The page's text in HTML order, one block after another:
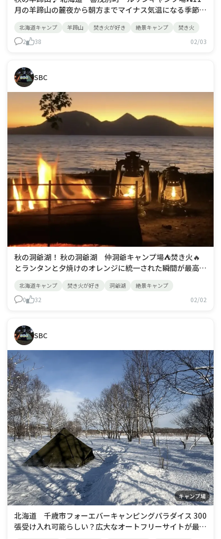
月の羊蹄山の麓夜から朝方までマイナス気温になる季節！
北海道キャンプ 羊蹄山 焚き火が好き 絶景キャンプ 焚き火
2 38 02/03
SBC
秋の洞爺湖！ 秋の洞爺湖 仲洞爺キャンプ場⛺️焚き火🔥
とランタンと夕焼けのオレンジに統一された瞬間が最高で
北海道キャンプ 焚き火が好き 洞爺湖 絶景キャンプ
0 32 02/02
SBC
キャンプ場
北海道 千歳市フォーエバーキャンピングパラダイス 300
張受け入れ可能らしい？広大なオートフリーサイトが最大